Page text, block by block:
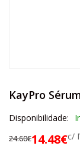
KayPro
Disponibilidade:
24.60€14.48€c/